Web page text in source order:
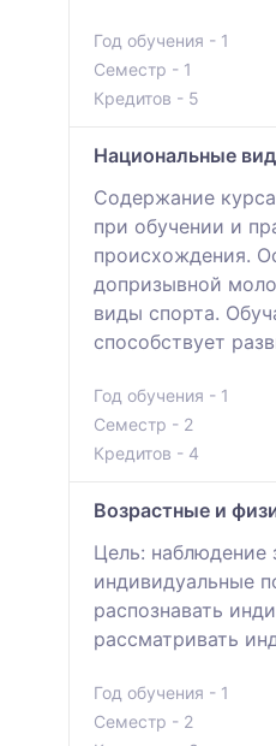
Год обучения - 1
Семестр - 1
Кредитов - 5
Национальные
Содержание
при обучении и
происхождения.
допризывной
виды спорта.
способствует
Год обучения - 1
Семестр - 2
Кредитов - 4
Возрастные и
Цель: наблюдение
индивидуальные
распознавать
рассматривать
Год обучения - 1
Семестр - 2